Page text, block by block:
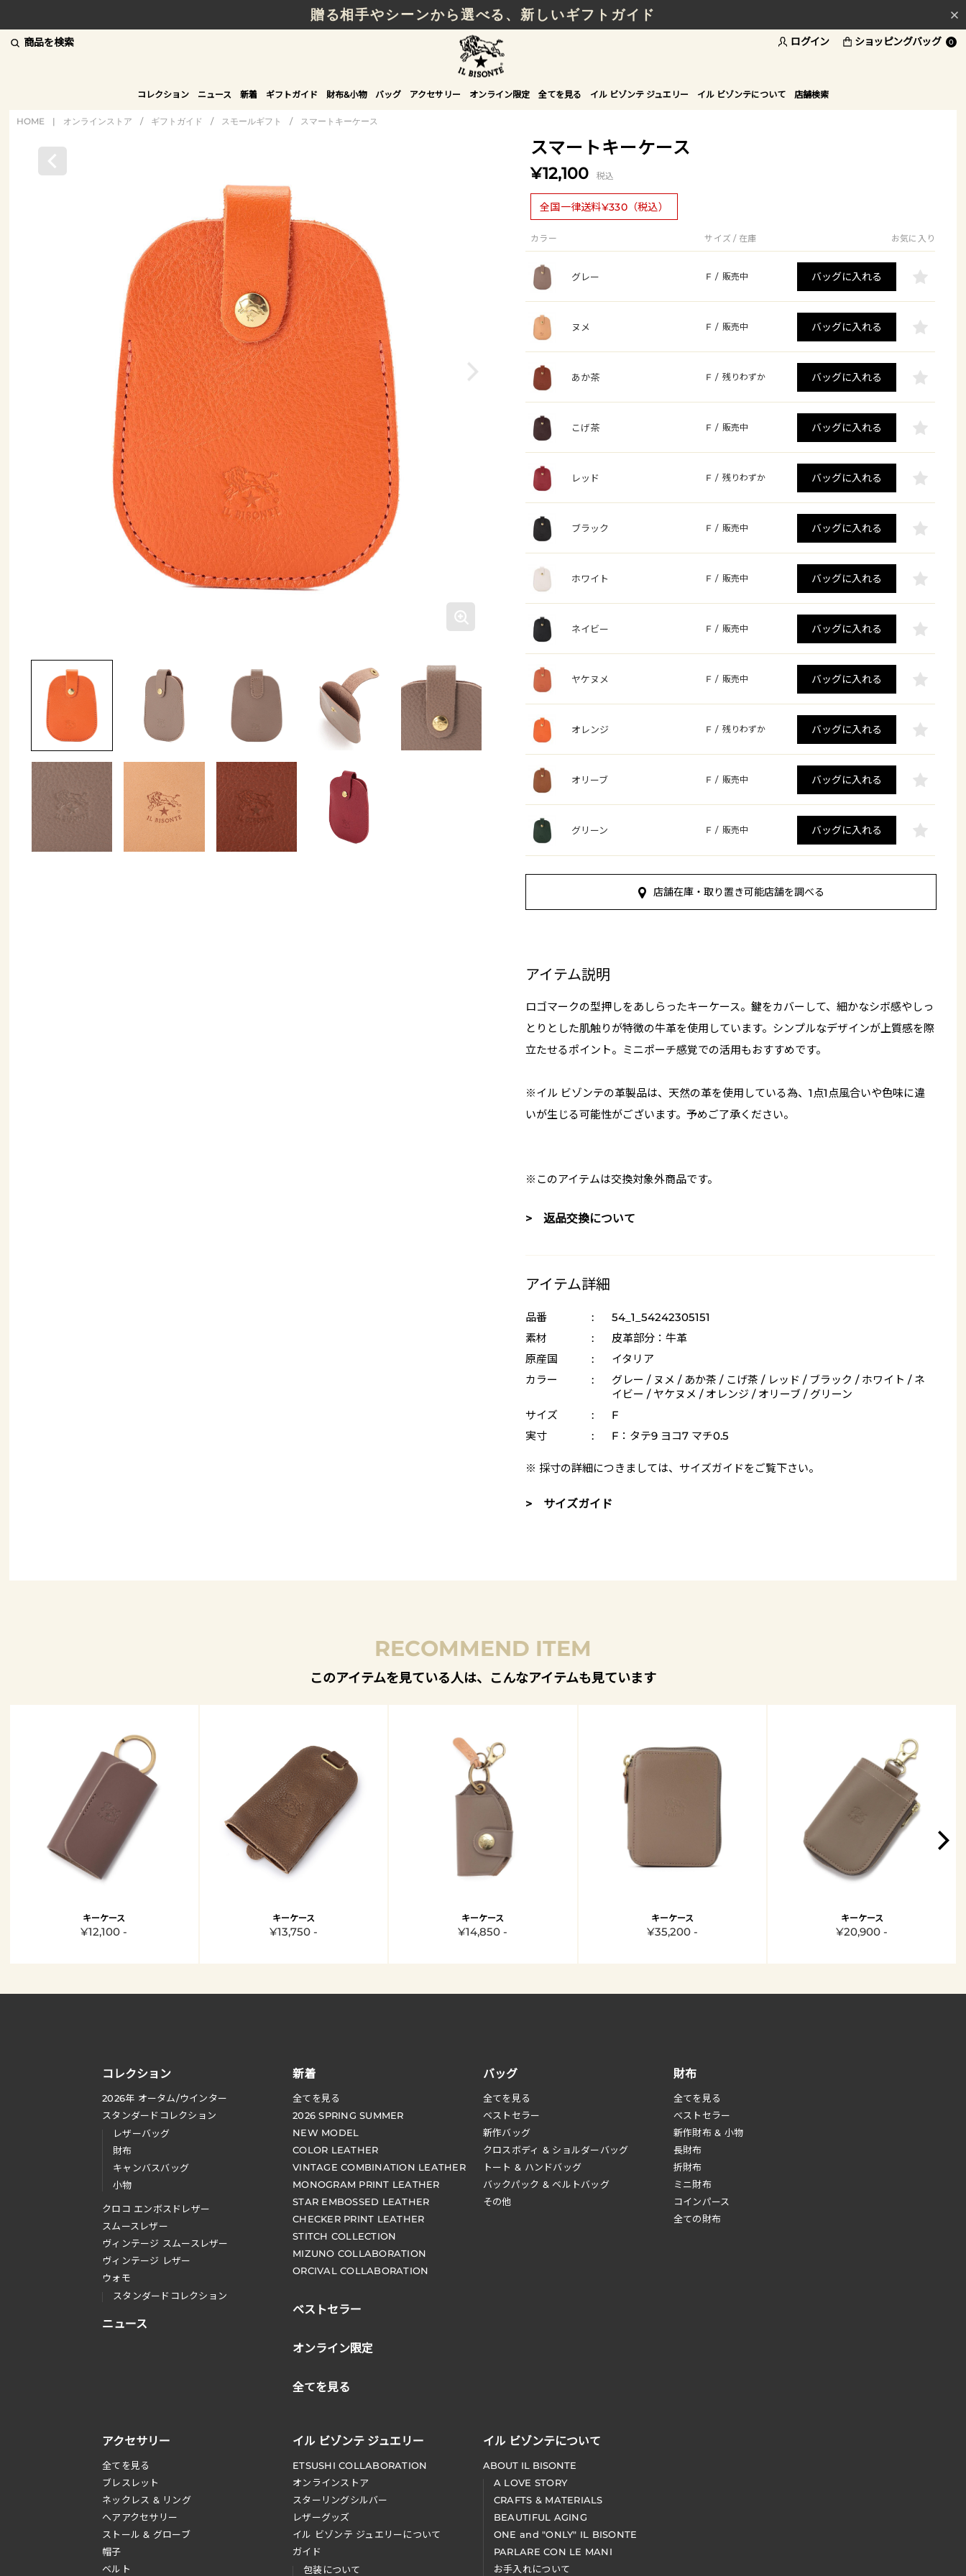
贈る相手やシーンから選べる、新しいギフトガイド
商品を検索 ログイン ショッピングバッグ 0
コレクション ニュース 新着 ギフトガイド 財布&小物 バッグ アクセサリー オンライン限定 全てを見る イル ビゾンテ ジュエリー イル ビゾンテについて 店舗検索
HOME | オンラインストア / ギフトガイド / スモールギフト / スマートキーケース
スマートキーケース
¥12,100 税込
全国一律送料¥330（税込）
カラー サイズ / 在庫 お気に入り
グレー F / 販売中 バッグに入れる
ヌメ F / 販売中 バッグに入れる
あか茶 F / 残りわずか バッグに入れる
こげ茶 F / 販売中 バッグに入れる
レッド F / 残りわずか バッグに入れる
ブラック F / 販売中 バッグに入れる
ホワイト F / 販売中 バッグに入れる
ネイビー F / 販売中 バッグに入れる
ヤケヌメ F / 販売中 バッグに入れる
オレンジ F / 残りわずか バッグに入れる
オリーブ F / 販売中 バッグに入れる
グリーン F / 販売中 バッグに入れる
店舗在庫・取り置き可能店舗を調べる
アイテム説明
ロゴマークの型押しをあしらったキーケース。鍵をカバーして、細かなシボ感やしっ
とりとした肌触りが特徴の牛革を使用しています。シンプルなデザインが上質感を際
立たせるポイント。ミニポーチ感覚での活用もおすすめです。
※イル ビゾンテの革製品は、天然の革を使用している為、1点1点風合いや色味に違
いが生じる可能性がございます。予めご了承ください。
※このアイテムは交換対象外商品です。
> 返品交換について
アイテム詳細
品番 :
54_1_54242305151
素材
:
皮革部分：牛革
原産国
:
イタリア
カラー
:
グレー / ヌメ / あか茶 / こげ茶 / レッド / ブラック / ホワイト / ネ
イビー / ヤケヌメ / オレンジ / オリーブ / グリーン
サイズ
:
F
実寸
: F：タテ9 ヨコ7 マチ0.5
※ 採寸の詳細につきましては、 サイズガイドをご覧下さい。
> サイズガイド
RECOMMEND ITEM
このアイテムを見ている人は、こんなアイテムも見ています
キーケース
¥12,100 -
キーケース
¥13,750 -
キーケース
¥14,850 -
キーケース
¥35,200 -
キーケース
¥20,900 -
コレクション
2026年 オータム/ウインター
スタンダードコレクション
レザーバッグ
財布
キャンバスバッグ
小物
クロコ エンボスドレザー
スムースレザー
ヴィンテージ スムースレザー
ヴィンテージ レザー
ウォモ
スタンダードコレクション
ニュース
新着
全てを見る
2026 SPRING SUMMER
NEW MODEL
COLOR LEATHER
VINTAGE COMBINATION LEATHER
MONOGRAM PRINT LEATHER
STAR EMBOSSED LEATHER
CHECKER PRINT LEATHER
STITCH COLLECTION
MIZUNO COLLABORATION
ORCIVAL COLLABORATION
ベストセラー
オンライン限定
全てを見る
財布
全てを見る
べストセラー
新作財布 & 小物
長財布
折財布
ミニ財布
コインパース
全ての財布
バッグ
全てを見る
ベストセラー
新作バッグ
クロスボディ & ショルダーバッグ
トート & ハンドバッグ
バックパック & ベルトバッグ
その他
アクセサリー
全てを見る
ブレスレット
ネックレス & リング
へアアクセサリー
ストール & グローブ
帽子
ベルト
イル ビゾンテ ジュエリー
ETSUSHI COLLABORATION
オンラインストア
スターリングシルバー
レザーグッズ
イル ビゾンテ ジュエリーについて
ガイド
包装について
イル ビゾンテについて
ABOUT IL BISONTE
A LOVE STORY
CRAFTS & MATERIALS
BEAUTIFUL AGING
ONE and "ONLY" IL BISONTE
PARLARE CON LE MANI
お手入れについて